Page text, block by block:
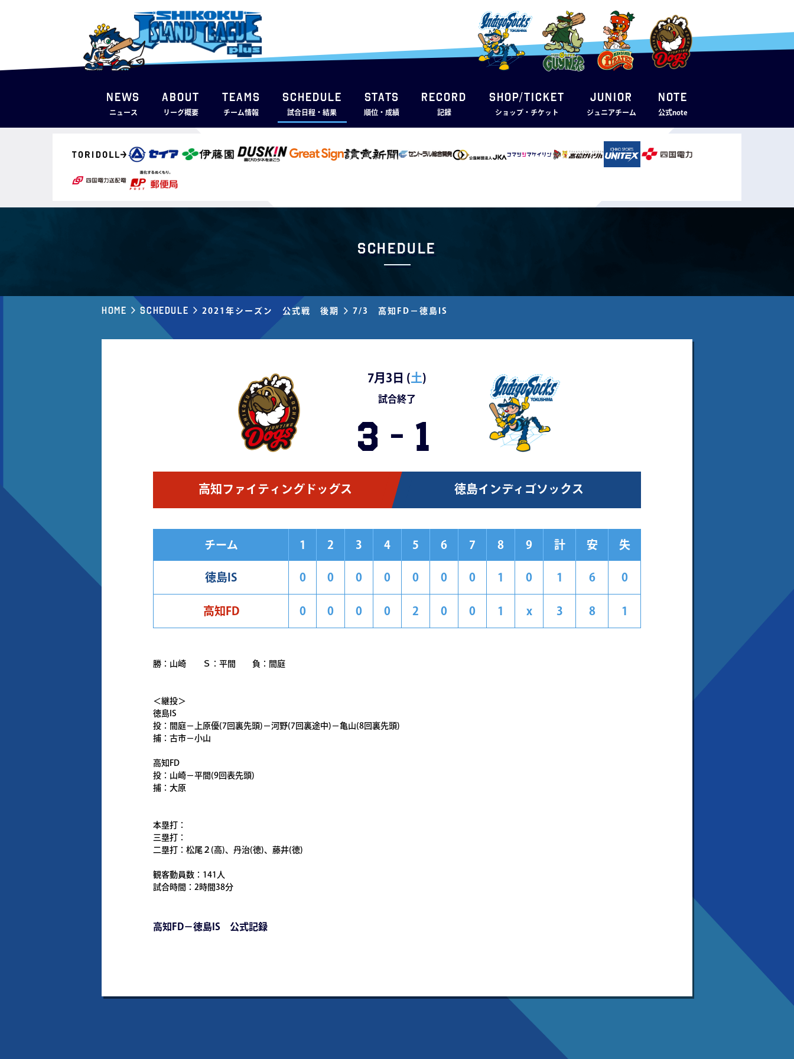
NEWS
ニュース
ABOUT
リーグ概要
TEAMS
チーム情報
SCHEDULE
試合日程・結果
STATS
順位・成績
RECORD
記録
SHOP/TICKET
ショップ・チケット
JUNIOR
ジュニアチーム
note
公式note
Schedule
Home Schedule 2021年シーズン 公式戦 後期 7/3 高知FD－徳島IS
7月3日 (土)
試合終了
3 - 1
高知ファイティングドッグス 徳島インディゴソックス
チーム 1 2 3 4 5 6 7 8 9 計 安 失
徳島IS 0 0 0 0 0 0 0 1 0 1 6 0
高知FD 0 0 0 0 2 0 0 1 x 3 8 1
勝：山崎 Ｓ：平間 負：間庭
＜継投＞
徳島IS
投：間庭－上原優(7回裏先頭)－河野(7回裏途中)－亀山(8回裏先頭)
捕：古市－小山
高知FD
投：山崎－平間(9回表先頭)
捕：大原
本塁打：
三塁打：
二塁打：松尾２(高)、丹治(徳)、藤井(徳)
観客動員数：141人
試合時間：2時間38分
高知FD－徳島IS 公式記録